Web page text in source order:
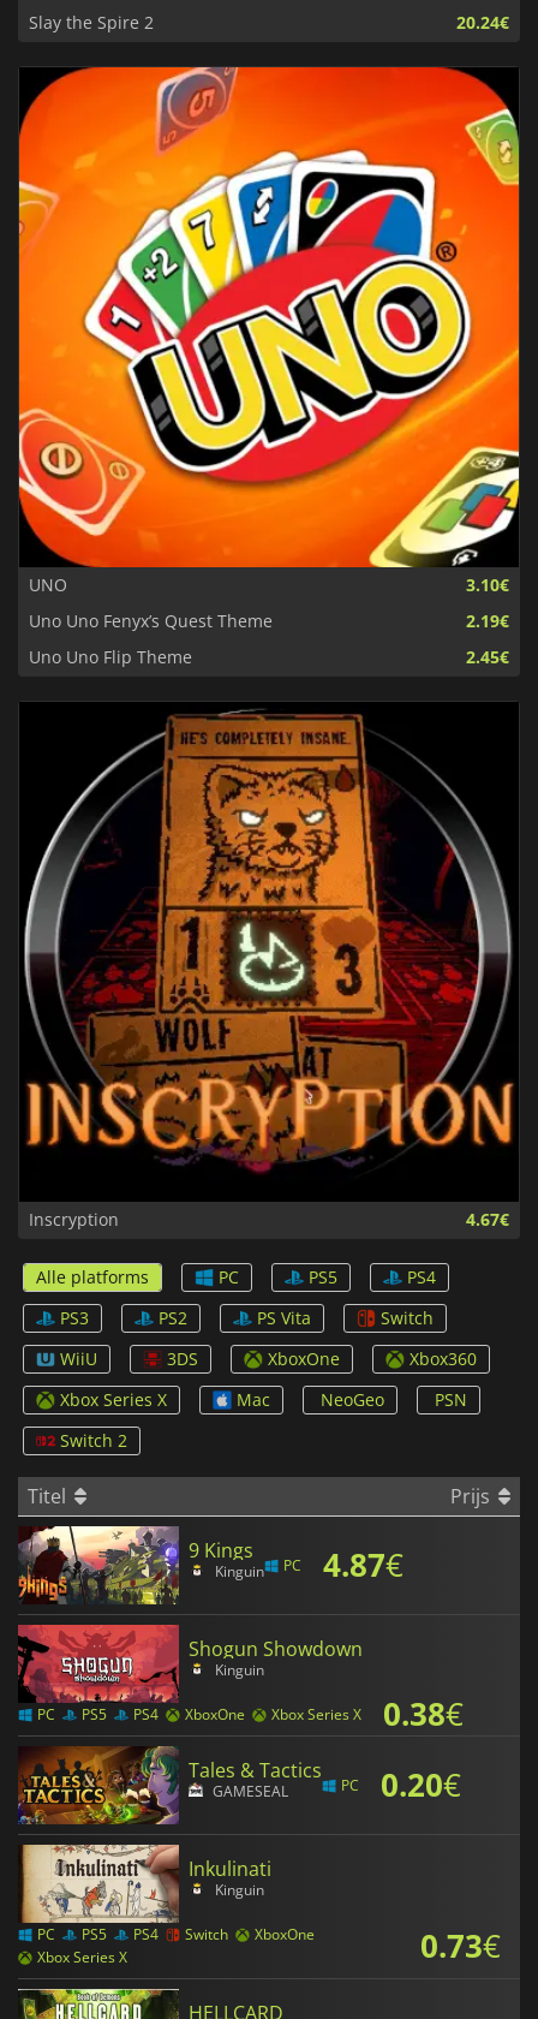
Slay the Spire 2
20.24€
UNO
3.10€
Uno Uno Fenyx’s Quest Theme
2.19€
Uno Uno Flip Theme
2.45€
Inscryption 4.67€
Alle platforms PC PS5
PS4
PS3
PS2 PS Vita
Switch
WiiU
3DS XboxOne
Xbox360
Xbox Series X
Mac NeoGeo
PSN
Switch 2
Titel Prijs
9 Kings
Kinguin PC 4.87€
Shogun Showdown
Kinguin
PC PS5 PS4 XboxOne Xbox Series X 0.38€
Tales & Tactics
GAMESEAL PC 0.20€
Inkulinati
Kinguin
PC PS5 PS4 Switch
XboxOne
Xbox Series X
0.73€
HELLCARD